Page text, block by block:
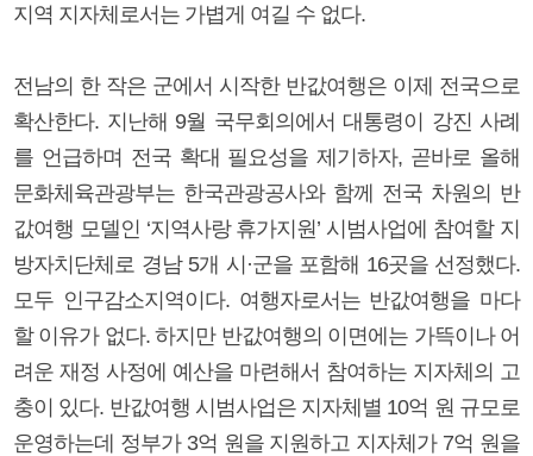
지역 지자체로서는 가볍게 여길 수 없다.
전남의 한 작은 군에서 시작한 반값여행은 이제 전국으로
확산한다. 지난해 9월 국무회의에서 대통령이 강진 사례
를 언급하며 전국 확대 필요성을 제기하자, 곧바로 올해
문화체육관광부는 한국관광공사와 함께 전국 차원의 반
값여행 모델인 ‘지역사랑 휴가지원’ 시범사업에 참여할 지
방자치단체로 경남 5개 시·군을 포함해 16곳을 선정했다.
모두 인구감소지역이다. 여행자로서는 반값여행을 마다
할 이유가 없다. 하지만 반값여행의 이면에는 가뜩이나 어
려운 재정 사정에 예산을 마련해서 참여하는 지자체의 고
충이 있다. 반값여행 시범사업은 지자체별 10억 원 규모로
운영하는데 정부가 3억 원을 지원하고 지자체가 7억 원을